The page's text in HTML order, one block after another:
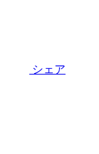
シェア